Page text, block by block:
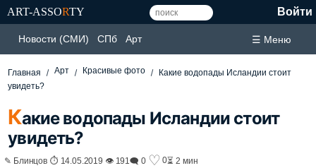
ART-ASSORTY Войти
Новости (СМИ) СПб Арт ☰ Меню
Главная Арт Красивые фото
Какие водопады Исландии стоит
увидеть?
Какие водопады Исландии стоит
увидеть?
✎ Блинцов ⏱ 14.05.2019 👁 191🗨 0 ♡ 0⏳ 2 мин